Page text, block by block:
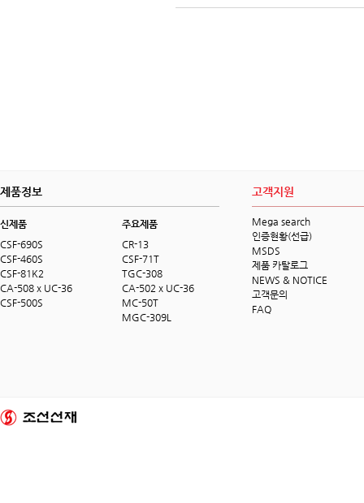
제품정보
신제품
CSF-690S
CSF-460S
CSF-81K2
CA-508 x UC-36
CSF-500S
주요제품
CR-13
CSF-71T
TGC-308
CA-502 x UC-36
MC-50T
MGC-309L
고객지원
Mega search
인증현황(선급)
MSDS
제품 카탈로그
NEWS & NOTICE
고객문의
FAQ